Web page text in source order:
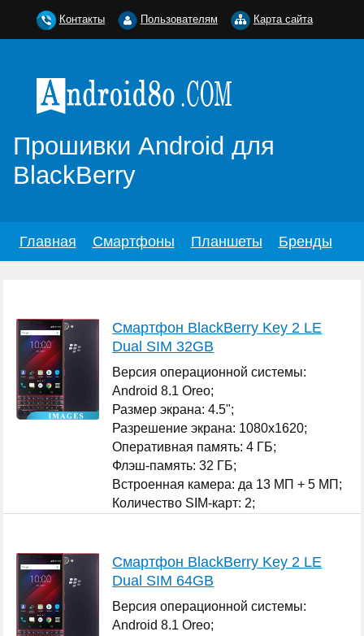
Прошивки Android для
BlackBerry
Главная Смартфоны Планшеты Бренды
Смартфон BlackBerry Key 2 LE
Dual SIM 32GB
Версия операционной системы:
Android 8.1 Oreo;
Размер экрана: 4.5";
Разрешение экрана: 1080x1620;
Оперативная память: 4 ГБ;
Флэш-память: 32 ГБ;
Встроенная камера: да 13 МП + 5 МП;
Количество SIM-карт: 2;
Смартфон BlackBerry Key 2 LE
Dual SIM 64GB
Версия операционной системы:
Android 8.1 Oreo;
Контакты Пользователям Карта сайта